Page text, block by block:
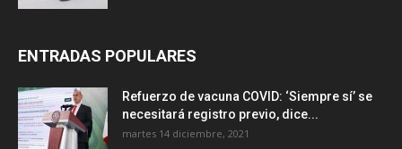
ENTRADAS POPULARES
Refuerzo de vacuna COVID: ‘Siempre sí’ se
necesitará registro previo, dice...
martes 14 diciembre, 2021